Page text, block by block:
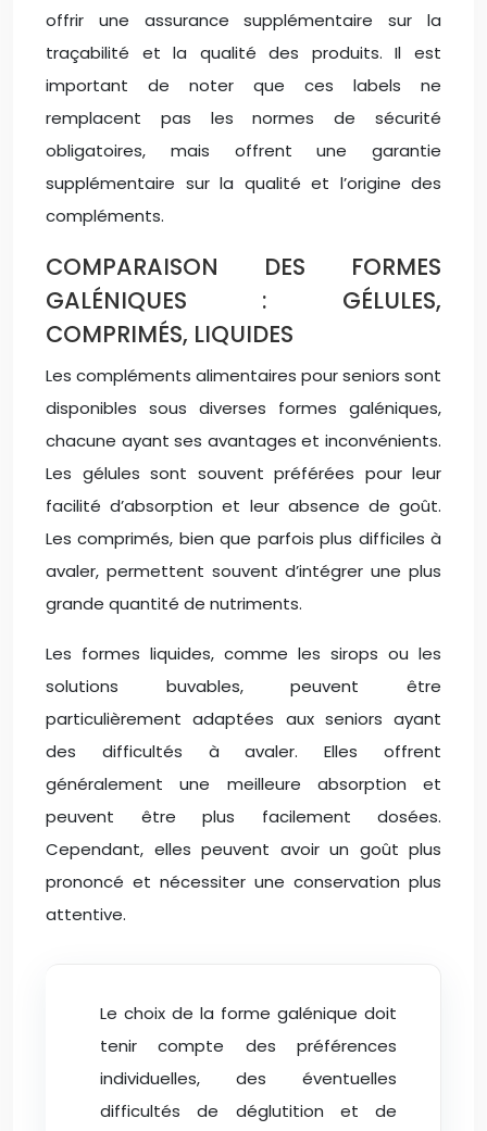
offrir une assurance supplémentaire sur la
traçabilité et la qualité des produits. Il est
important de noter que ces labels ne
remplacent pas les normes de sécurité
obligatoires, mais offrent une garantie
supplémentaire sur la qualité et l’origine des
compléments.
COMPARAISON DES FORMES
GALÉNIQUES : GÉLULES,
COMPRIMÉS, LIQUIDES
Les compléments alimentaires pour seniors sont
disponibles sous diverses formes galéniques,
chacune ayant ses avantages et inconvénients.
Les gélules sont souvent préférées pour leur
facilité d’absorption et leur absence de goût.
Les comprimés, bien que parfois plus difficiles à
avaler, permettent souvent d’intégrer une plus
grande quantité de nutriments.
Les formes liquides, comme les sirops ou les
solutions buvables, peuvent être
particulièrement adaptées aux seniors ayant
des difficultés à avaler. Elles offrent
généralement une meilleure absorption et
peuvent être plus facilement dosées.
Cependant, elles peuvent avoir un goût plus
prononcé et nécessiter une conservation plus
attentive.
Le choix de la forme galénique doit
tenir compte des préférences
individuelles, des éventuelles
difficultés de déglutition et de